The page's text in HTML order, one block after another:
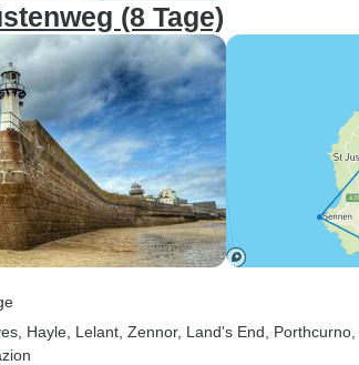
(8 Tage)
, Hayle , Lelant , Zennor, Land's End , Porthcurno